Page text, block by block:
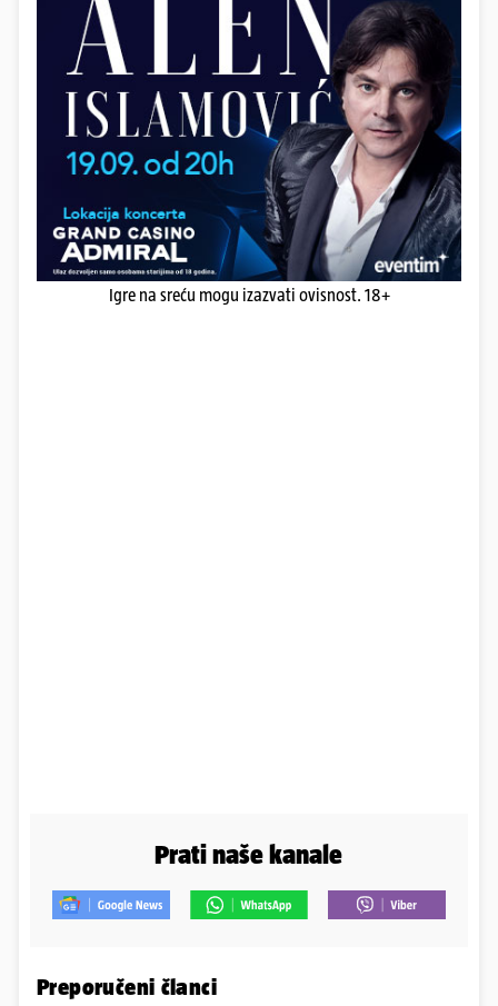
Igre na sreću mogu izazvati ovisnost. 18+
Prati naše kanale
Preporučeni članci